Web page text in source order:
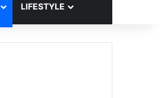
LIFESTYLE